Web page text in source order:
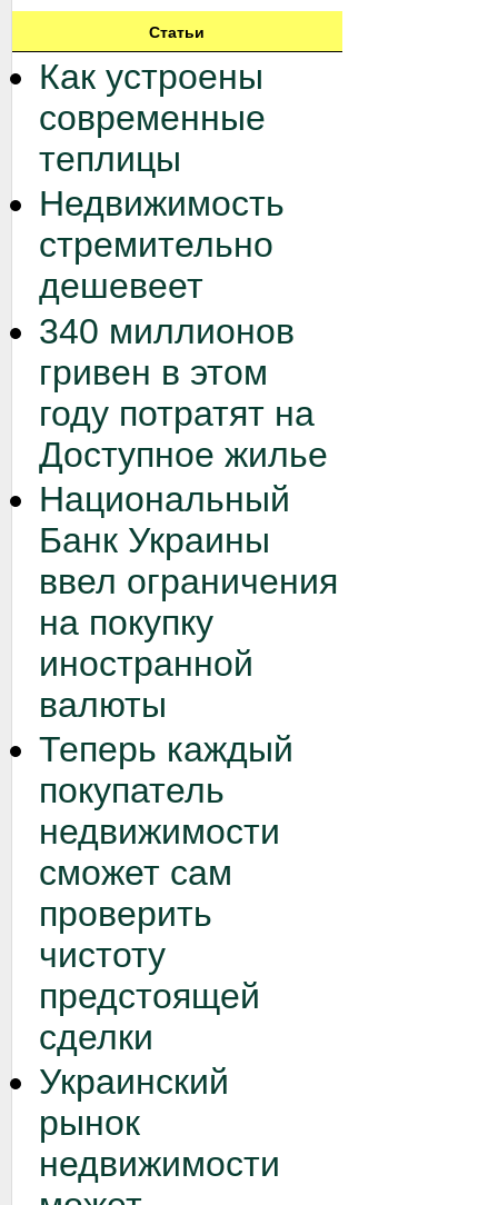
Статьи
Как устроены
современные
теплицы
Недвижимость
стремительно
дешевеет
340 миллионов
гривен в этом
году потратят на
Доступное жилье
Национальный
Банк Украины
ввел ограничения
на покупку
иностранной
валюты
Теперь каждый
покупатель
недвижимости
сможет сам
проверить
чистоту
предстоящей
сделки
Украинский
рынок
недвижимости